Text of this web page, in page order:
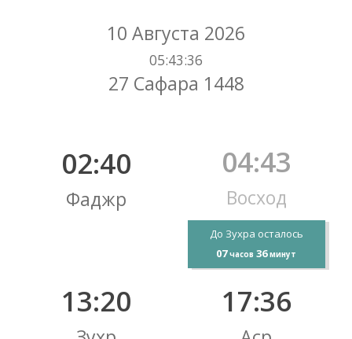
10 Августа 2026
05:43:36
27 Сафара 1448
02:40
Фаджр
04:43
Восход
До Зухра осталось
07 часов 36 минут
13:20 17:36